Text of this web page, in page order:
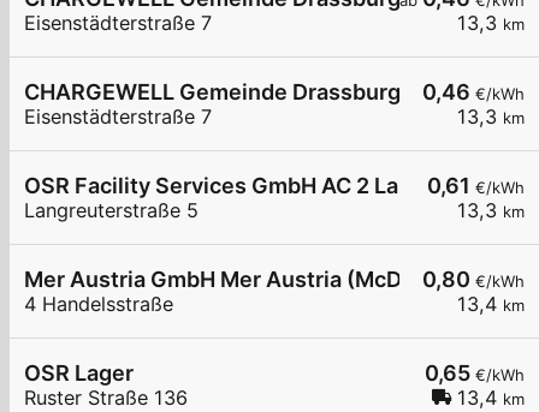
13,3 km
Eisenstädterstraße 7
0,46 €/kWh
13,3 km
CHARGEWELL Gemeinde Drassburg 2
Eisenstädterstraße 7
0,61 €/kWh
13,3 km
OSR Facility Services GmbH AC 2
Langreuterstraße 5
0,80 €/kWh
13,4 km
Mer Austria GmbH Mer Austria (McD) -
4 Handelsstraße
0,65 €/kWh
13,4 km
OSR Lager
Ruster Straße 136